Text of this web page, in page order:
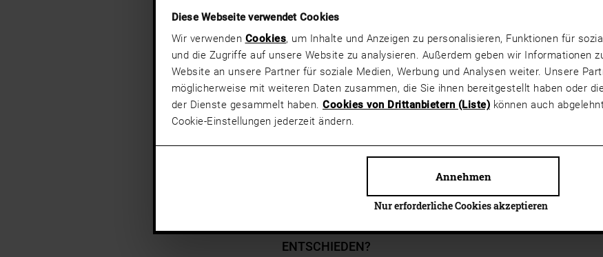
Diese Webseite verwendet Cookies
Wir verwenden Cookies, um Inhalte und Anzeigen zu personalisieren, Funktionen für
und die Zugriffe auf unsere Website zu analysieren. Außerdem geben wir Informationen
Website an unsere Partner für soziale Medien, Werbung und Analysen weiter. Unsere
möglicherweise mit weiteren Daten zusammen, die Sie ihnen bereitgestellt haben oder
der Dienste gesammelt haben. Cookies von Drittanbietern (Liste) können auch
Cookie-Einstellungen jederzeit ändern.
Nur erforderliche Cookies akzeptieren
Annehmen
FRAGEN ZUR LEHRE IM
WIE BIST DU ZU JOSKO GEKOMMEN?
WARUM HAST DU DICH FÜR EINE LEHRE BEI JOSKO
ENTSCHIEDEN?